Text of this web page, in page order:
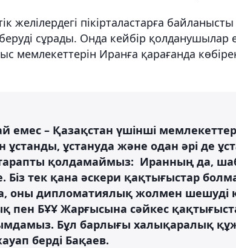
желілердегі пікірталастарға
сұрады. Онда кейбір қолданушылар
мемлекеттерін Иранға қарағанда
– Қазақстан үшінші
ұстанды, ұстануда және одан әрі де
қолдамаймыз: Иранның да,
Біз тек қана әскери қақтығыстар
оны дипломатиялық жолмен шешуді
пен БҰҰ Жарғысына сәйкес
Бұл барлығы халықаралық
берді Бақаев.